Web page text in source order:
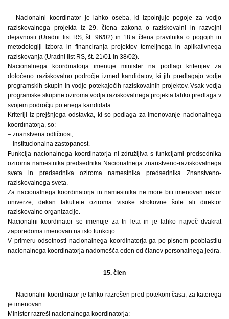
Nacionalni koordinator je lahko oseba, ki izpolnjuje pogoje za vodjo
raziskovalnega projekta iz 29. člena zakona o raziskovalni in razvojni
dejavnosti (Uradni list RS, št. 96/02) in 18.a člena pravilnika o pogojih in
metodologiji izbora in financiranja projektov temeljnega in aplikativnega
raziskovanja (Uradni list RS, št. 21/01 in 38/02).
Nacionalnega koordinatorja imenuje minister na podlagi kriterijev za
določeno raziskovalno področje izmed kandidatov, ki jih predlagajo vodje
programskih skupin in vodje potekajočih raziskovalnih projektov. Vsak vodja
programske skupine oziroma vodja raziskovalnega projekta lahko predlaga v
svojem področju po enega kandidata.
Kriteriji iz prejšnjega odstavka, ki so podlaga za imenovanje nacionalnega
koordinatorja, so:
– znanstvena odličnost,
– institucionalna zastopanost.
Funkcija nacionalnega koordinatorja ni združljiva s funkcijami predsednika
oziroma namestnika predsednika Nacionalnega znanstveno-raziskovalnega
sveta in predsednika oziroma namestnika predsednika Znanstveno-
raziskovalnega sveta.
Za nacionalnega koordinatorja in namestnika ne more biti imenovan rektor
univerze, dekan fakultete oziroma visoke strokovne šole ali direktor
raziskovalne organizacije.
Nacionalni koordinator se imenuje za tri leta in je lahko največ dvakrat
zaporedoma imenovan na isto funkcijo.
V primeru odsotnosti nacionalnega koordinatorja ga po pisnem pooblastilu
nacionalnega koordinatorja nadomešča eden od članov personalnega jedra.
15. člen
Nacionalni koordinator je lahko razrešen pred potekom časa, za katerega
je imenovan.
Minister razreši nacionalnega koordinatorja: